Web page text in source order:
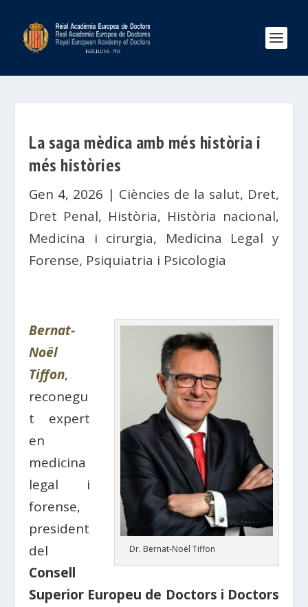
La saga mèdica amb més història i
més històries
Gen 4, 2026 | Ciències de la salut, Dret,
Dret Penal, Història, Història nacional,
Medicina i cirurgia, Medicina Legal y
Forense, Psiquiatria i Psicologia
Dr. Bernat-Noël Tiffon
Bernat-
Noël
Tiffon,
reconegu
t expert
en
medicina
legal i
forense,
president
del
Consell
Superior Europeu de Doctors i Doctors